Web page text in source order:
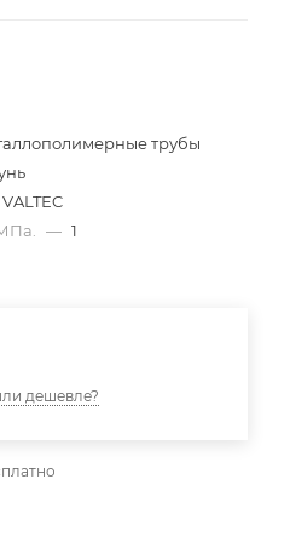
трубы
VALTEC
— 1
дешевле?